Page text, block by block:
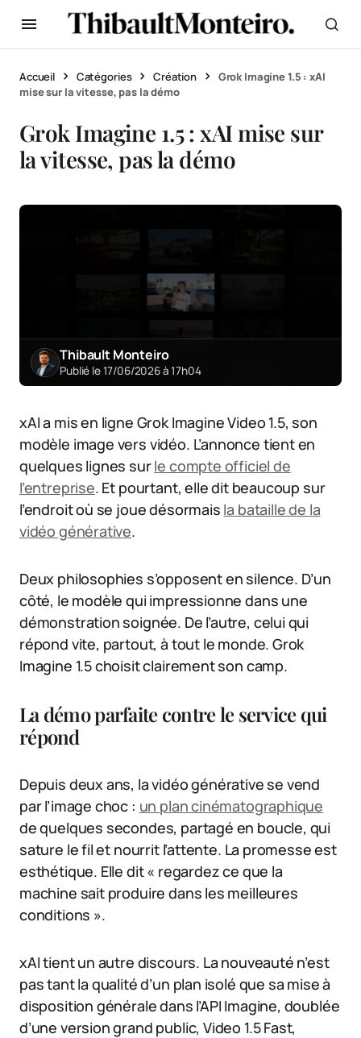
Accueil Catégories Création
Grok Imagine 1.5 : xAI
mise sur la vitesse, pas la démo
Grok Imagine 1.5 : xAI mise sur
la vitesse, pas la démo
Thibault Monteiro
Publié le 17/06/2026 à 17h04
xAI a mis en ligne Grok Imagine Video 1.5, son
modèle image vers vidéo. L’annonce tient en
quelques lignes surle compte officiel de
l’entreprise. Et pourtant, elle dit beaucoup sur
l’endroit où se joue désormais la bataille de la
vidéo générative.
Deux philosophies s’opposent en silence. D’un
côté, le modèle qui impressionne dans une
démonstration soignée. De l’autre, celui qui
répond vite, partout, à tout le monde. Grok
Imagine 1.5 choisit clairement son camp.
La démo parfaite contre le service qui
répond
Depuis deux ans, la vidéo générative se vend
par l’image choc : un plan cinématographique
de quelques secondes, partagé en boucle, qui
sature le fil et nourrit l’attente. La promesse est
esthétique. Elle dit « regardez ce que la
machine sait produire dans les meilleures
conditions ».
xAI tient un autre discours. La nouveauté n’est
pas tant la qualité d’un plan isolé que sa mise à
disposition générale dans l’API Imagine, doublée
d’une version grand public, Video 1.5 Fast,